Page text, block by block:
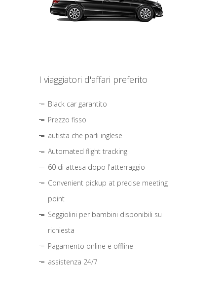
I viaggiatori d'affari preferito
Black car garantito
Prezzo fisso
autista che parli inglese
Automated flight tracking
60 di attesa dopo l'atterraggio
Convenient pickup at precise meeting
point
Seggiolini per bambini disponibili su
richiesta
Pagamento online e offline
assistenza 24/7